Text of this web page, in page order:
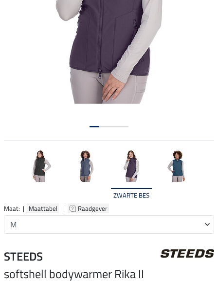
ZWARTE BES
Maat: | Maattabel | Raadgever
STEEDS
softshell bodywarmer Rika II